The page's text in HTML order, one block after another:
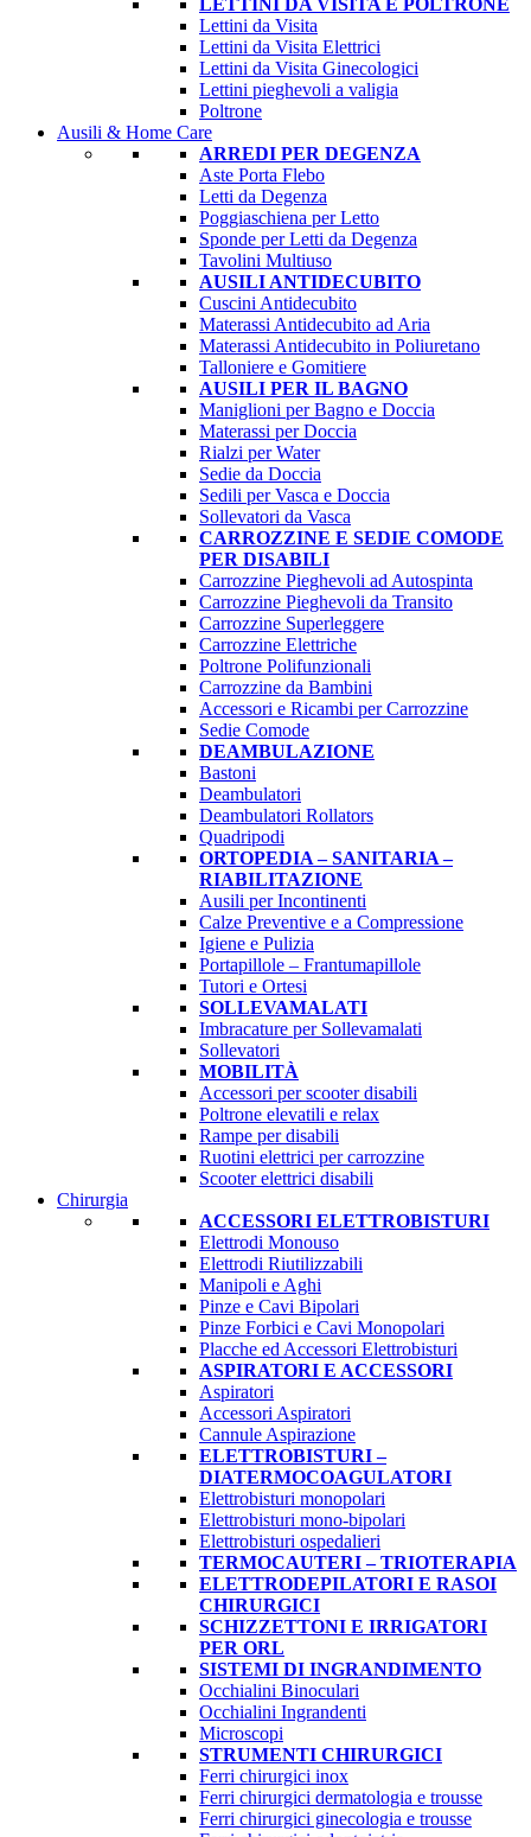
Lettini da Visita
Lettini da Visita Elettrici
Lettini da Visita Ginecologici
Lettini pieghevoli a valigia
Poltrone
Ausili & Home Care
ARREDI PER DEGENZA
Aste Porta Flebo
Letti da Degenza
Poggiaschiena per Letto
Sponde per Letti da Degenza
Tavolini Multiuso
AUSILI ANTIDECUBITO
Cuscini Antidecubito
Materassi Antidecubito ad Aria
Materassi Antidecubito in Poliuretano
Talloniere e Gomitiere
AUSILI PER IL BAGNO
Maniglioni per Bagno e Doccia
Materassi per Doccia
Rialzi per Water
Sedie da Doccia
Sedili per Vasca e Doccia
Sollevatori da Vasca
CARROZZINE E SEDIE COMODE
PER DISABILI
Carrozzine Pieghevoli ad Autospinta
Carrozzine Pieghevoli da Transito
Carrozzine Superleggere
Carrozzine Elettriche
Poltrone Polifunzionali
Carrozzine da Bambini
Accessori e Ricambi per Carrozzine
Sedie Comode
DEAMBULAZIONE
Bastoni
Deambulatori
Deambulatori Rollators
Quadripodi
ORTOPEDIA – SANITARIA –
RIABILITAZIONE
Ausili per Incontinenti
Calze Preventive e a Compressione
Igiene e Pulizia
Portapillole – Frantumapillole
Tutori e Ortesi
SOLLEVAMALATI
Imbracature per Sollevamalati
Sollevatori
MOBILITÀ
Accessori per scooter disabili
Poltrone elevatili e relax
Rampe per disabili
Ruotini elettrici per carrozzine
Scooter elettrici disabili
Chirurgia
ACCESSORI ELETTROBISTURI
Elettrodi Monouso
Elettrodi Riutilizzabili
Manipoli e Aghi
Pinze e Cavi Bipolari
Pinze Forbici e Cavi Monopolari
Placche ed Accessori Elettrobisturi
ASPIRATORI E ACCESSORI
Aspiratori
Accessori Aspiratori
Cannule Aspirazione
ELETTROBISTURI –
DIATERMOCOAGULATORI
Elettrobisturi monopolari
Elettrobisturi mono-bipolari
Elettrobisturi ospedalieri
TERMOCAUTERI – TRIOTERAPIA
ELETTRODEPILATORI E RASOI
CHIRURGICI
SCHIZZETTONI E IRRIGATORI
PER ORL
SISTEMI DI INGRANDIMENTO
Occhialini Binoculari
Occhialini Ingrandenti
Microscopi
STRUMENTI CHIRURGICI
Ferri chirurgici inox
Ferri chirurgici dermatologia e trousse
Ferri chirurgici ginecologia e trousse